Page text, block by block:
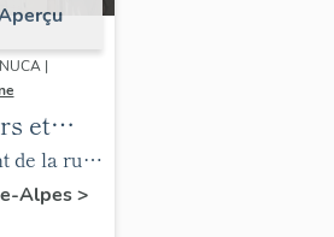
|
et
3e
de la rue
Alpes>